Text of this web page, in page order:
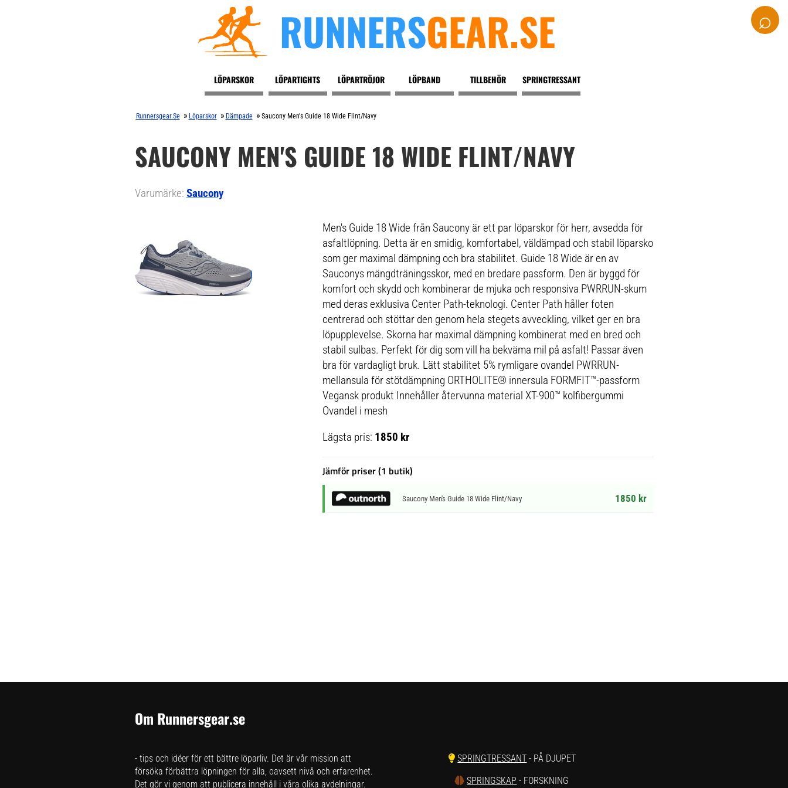
RUNNERSGEAR.SE ⌕
LÖPARSKOR LÖPARTIGHTS LÖPARTRÖJOR LÖPBAND TILLBEHÖR SPRINGTRESSANT
Runnersgear.se » Löparskor » Dämpade » Saucony Men's Guide 18 Wide Flint/Navy
SAUCONY MEN'S GUIDE 18 WIDE FLINT/NAVY
Varumärke: Saucony
Men's Guide 18 Wide från Saucony är ett par löparskor för herr, avsedda för
asfaltlöpning. Detta är en smidig, komfortabel, väldämpad och stabil löparsko
som ger maximal dämpning och bra stabilitet. Guide 18 Wide är en av
Sauconys mängdträningsskor, med en bredare passform. Den är byggd för
komfort och skydd och kombinerar de mjuka och responsiva PWRRUN-skum
med deras exklusiva Center Path-teknologi. Center Path håller foten
centrerad och stöttar den genom hela stegets avveckling, vilket ger en bra
löpupplevelse. Skorna har maximal dämpning kombinerat med en bred och
stabil sulbas. Perfekt för dig som vill ha bekväma mil på asfalt! Passar även
bra för vardagligt bruk. Lätt stabilitet 5% rymligare ovandel PWRRUN-
mellansula för stötdämpning ORTHOLITE® innersula FORMFIT™-passform
Vegansk produkt Innehåller återvunna material XT-900™ kolfibergummi
Ovandel i mesh
Lägsta pris: 1850 kr
Jämför priser (1 butik)
Saucony Men's Guide 18 Wide Flint/Navy 1850 kr
Om Runnersgear.se
- tips och idéer för ett bättre löparliv. Det är vår mission att
försöka förbättra löpningen för alla, oavsett nivå och erfarenhet.
Det gör vi genom att publicera innehåll i våra olika avdelningar.
SPRINGTRESSANT - PÅ DJUPET
SPRINGSKAP - FORSKNING